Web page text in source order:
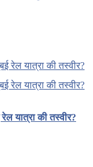
यात्रा की तस्वीर?